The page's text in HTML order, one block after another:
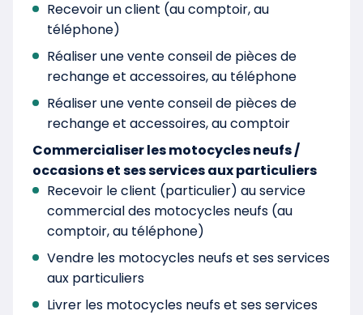
Recevoir un client (au comptoir, au
téléphone)
Réaliser une vente conseil de pièces de
rechange et accessoires, au téléphone
Réaliser une vente conseil de pièces de
rechange et accessoires, au comptoir
Commercialiser les motocycles neufs /
occasions et ses services aux particuliers
Recevoir le client (particulier) au service
commercial des motocycles neufs (au
comptoir, au téléphone)
Vendre les motocycles neufs et ses services
aux particuliers
Livrer les motocycles neufs et ses services